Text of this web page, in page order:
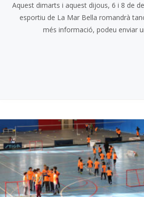
Aquest dimarts i aquest dijous, 6 i 8 de
esportiu de La Mar Bella romandrà
més informació, podeu enviar